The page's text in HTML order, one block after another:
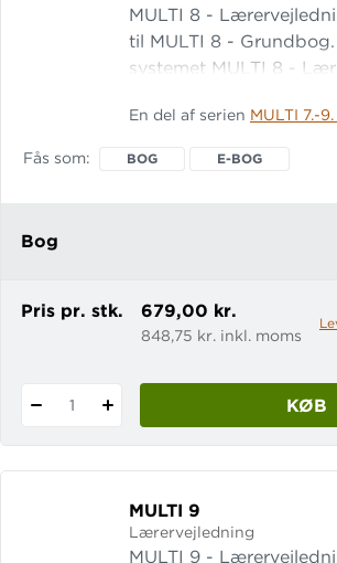
MULTI 8 -
til MULTI 8 -
systemet MULTI 8 -
systemet. Herefter
En del af serien MULTI 7.-
Fås som BOG E-BOG
Bog
e-bog
Pris pr. stk. 679,00 kr.
848,75 kr. inkl. moms
1 KØB
MULTI 9
Lærervejledning
MULTI 9 -